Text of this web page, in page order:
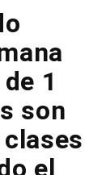
1
son
el